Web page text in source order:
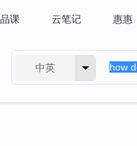
课 云笔记 惠惠
中英